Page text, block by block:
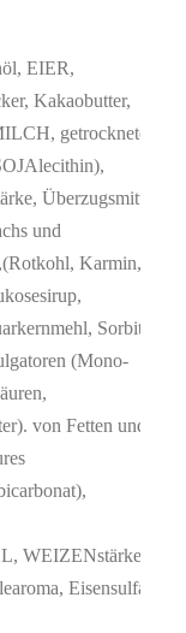
EIER,
Kakaobutter,
getrocknete
Überzugsmittel
und
Karmin,
Sorbit
(Mono-
von Fetten und
WEIZENstärke,
Eisensulfat,